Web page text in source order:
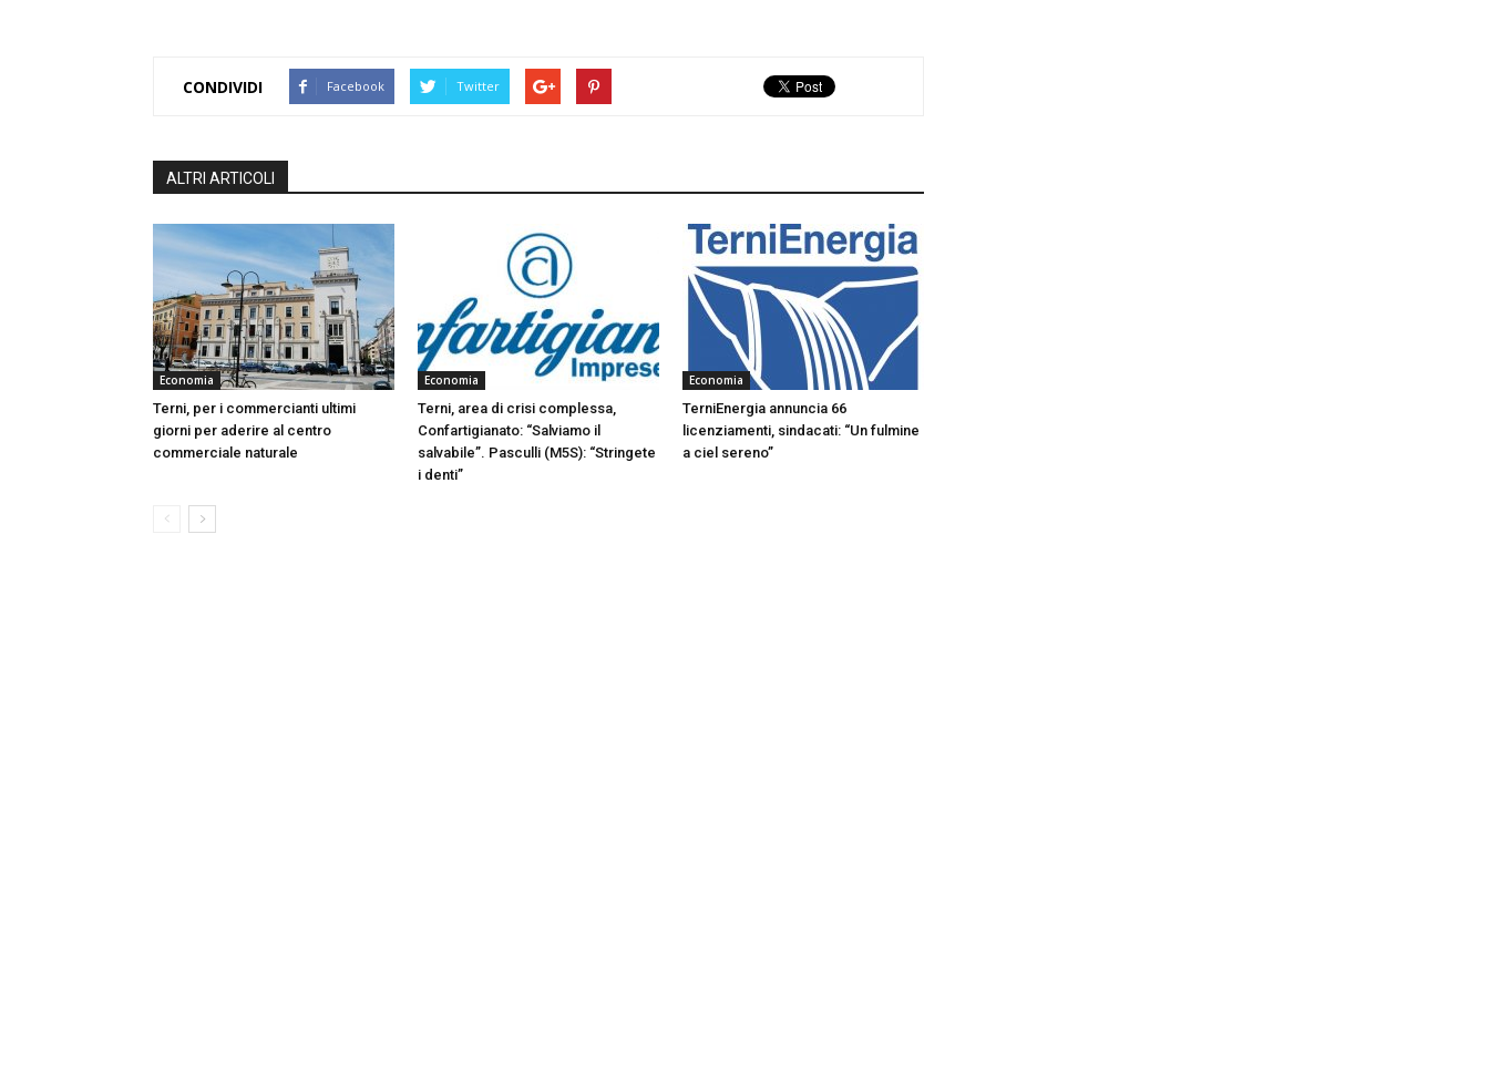
CONDIVIDI Facebook Twitter
ALTRI ARTICOLI
Economia
Terni, per i commercianti ultimi
giorni per aderire al centro
commerciale naturale
Economia
Terni, area di crisi complessa,
Confartigianato: “Salviamo il
salvabile”. Pasculli (M5S): “Stringete
i denti”
Economia
TerniEnergia annuncia 66
licenziamenti, sindacati: “Un fulmine
a ciel sereno”